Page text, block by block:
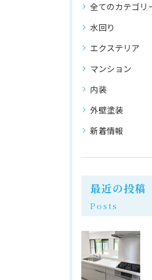
全てのカテゴリ
水回り
エクステリア
マンション
内装
外壁塗装
新着情報
最近の投稿
Posts